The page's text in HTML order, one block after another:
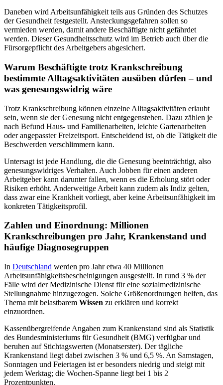
Daneben wird Arbeitsunfähigkeit teils aus Gründen des Schutzes
der Gesundheit festgestellt. Ansteckungsgefahren sollen so
vermieden werden, damit andere Beschäftigte nicht gefährdet
werden. Dieser Gesundheitsschutz wird im Betrieb auch über die
Fürsorgepflicht des Arbeitgebers abgesichert.
Warum Beschäftigte trotz Krankschreibung
bestimmte Alltagsaktivitäten ausüben dürfen – und
was genesungswidrig wäre
Trotz Krankschreibung können einzelne Alltagsaktivitäten erlaubt
sein, wenn sie der Genesung nicht entgegenstehen. Dazu zählen je
nach Befund Haus- und Familienarbeiten, leichte Gartenarbeiten
oder angepasster Freizeitsport. Entscheidend ist, ob die Tätigkeit die
Beschwerden verschlimmern kann.
Untersagt ist jede Handlung, die die Genesung beeinträchtigt, also
genesungswidriges Verhalten. Auch Jobben für einen anderen
Arbeitgeber kann darunter fallen, wenn es die Erholung stört oder
Risiken erhöht. Anderweitige Arbeit kann zudem als Indiz gelten,
dass zwar eine Krankheit vorliegt, aber keine Arbeitsunfähigkeit im
konkreten Tätigkeitsprofil.
Zahlen und Einordnung: Millionen
Krankschreibungen pro Jahr, Krankenstand und
häufige Diagnosegruppen
In Deutschland werden pro Jahr etwa 40 Millionen
Arbeitsunfähigkeitsbescheinigungen ausgestellt. In rund 3 % der
Fälle wird der Medizinische Dienst für eine sozialmedizinische
Stellungnahme hinzugezogen. Solche Größenordnungen helfen, das
Thema mit belastbarem Wissen zu erklären und korrekt
einzuordnen.
Kassenübergreifende Angaben zum Krankenstand sind als Statistik
des Bundesministeriums für Gesundheit (BMG) verfügbar und
beruhen auf Stichtagswerten (Monatserster). Der tägliche
Krankenstand liegt dabei zwischen 3 % und 6,5 %. An Samstagen,
Sonntagen und Feiertagen ist er besonders niedrig und steigt mit
jedem Werktag; die Wochen-Spanne liegt bei 1 bis 2
Prozentpunkten.